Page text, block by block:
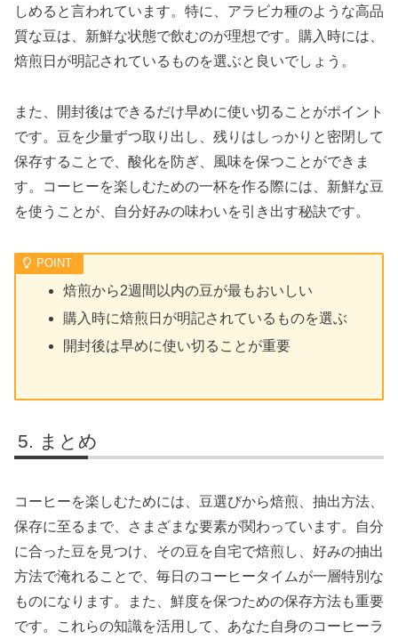
しめると言われています。特に、アラビカ種のような高品
質な豆は、新鮮な状態で飲むのが理想です。購入時には、
焙煎日が明記されているものを選ぶと良いでしょう。
また、開封後はできるだけ早めに使い切ることがポイント
です。豆を少量ずつ取り出し、残りはしっかりと密閉して
保存することで、酸化を防ぎ、風味を保つことができま
す。コーヒーを楽しむための一杯を作る際には、新鮮な豆
を使うことが、自分好みの味わいを引き出す秘訣です。
焙煎から2週間以内の豆が最もおいしい
購入時に焙煎日が明記されているものを選ぶ
開封後は早めに使い切ることが重要
まとめ
コーヒーを楽しむためには、豆選びから焙煎、抽出方法、
保存に至るまで、さまざまな要素が関わっています。自分
に合った豆を見つけ、その豆を自宅で焙煎し、好みの抽出
方法で淹れることで、毎日のコーヒータイムが一層特別な
ものになります。また、鮮度を保つための保存方法も重要
です。これらの知識を活用して、あなた自身のコーヒーラ